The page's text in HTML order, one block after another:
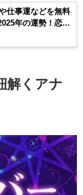
仕事運などを無料
年の運勢！恋愛
殺・十干）
解くアナ